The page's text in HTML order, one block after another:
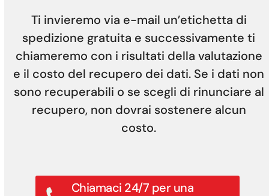
Ti invieremo via e-mail un’etichetta di
spedizione gratuita e successivamente ti
chiameremo con i risultati della valutazione
e il costo del recupero dei dati. Se i dati non
sono recuperabili o se scegli di rinunciare al
recupero, non dovrai sostenere alcun
costo.
Chiamaci 24/7 per una